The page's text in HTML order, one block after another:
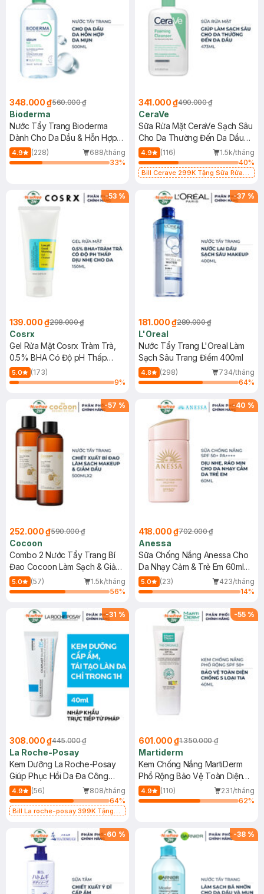
348.000 ₫560.000 ₫
Bioderma
Nước Tẩy Trang Bioderma
Dành Cho Da Dầu & Hỗn Hợp
500ml
4.9 (228)
688/tháng
33%
341.000 ₫490.000 ₫
CeraVe
Sữa Rửa Mặt CeraVe Sạch Sâu
Cho Da Thường Đến Da Dầu
473ml
4.9 (116)
1.5k/tháng
40%
Bill Cerave 299K Tặng Sữa Rửa
-53 %
139.000 ₫298.000 ₫
Cosrx
Gel Rửa Mặt Cosrx Tràm Trà,
0.5% BHA Có Độ pH Thấp
150ml
5.0
(173)
9%
-37 %
181.000 ₫289.000 ₫
L'Oreal
Nước Tẩy Trang L'Oreal Làm
Sạch Sâu Trang Điểm 400ml
4.8 (298)
734/tháng
64%
-57 %
252.000 ₫590.000 ₫
Cocoon
Combo 2 Nước Tẩy Trang Bí
Đao Cocoon Làm Sạch & Giảm
Dầu 500ml
5.0 (57)
1.5k/tháng
56%
-40 %
418.000 ₫702.000 ₫
Anessa
Sữa Chống Nắng Anessa Cho
Da Nhạy Cảm & Trẻ Em 60ml
(Mới)
5.0 (23)
423/tháng
14%
-31 %
308.000 ₫445.000 ₫
La Roche-Posay
Kem Dưỡng La Roche-Posay
Giúp Phục Hồi Da Đa Công
Dụng 40ml
4.9 (56)
808/tháng
64%
Bill La roche-posay 399K Tặng
(SL có hạn)
-55 %
601.000 ₫1.350.000 ₫
Martiderm
Kem Chống Nắng MartiDerm
Phổ Rộng Bảo Vệ Toàn Diện
40ml
4.9 (110)
231/tháng
62%
-60 % -38 %